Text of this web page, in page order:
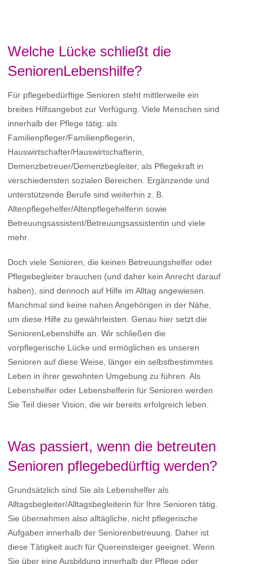
Welche Lücke schließt die
SeniorenLebenshilfe?
Für pflegebedürftige Senioren steht mittlerweile ein
breites Hilfsangebot zur Verfügung. Viele Menschen sind
innerhalb der Pflege tätig: als
Familienpfleger/Familienpflegerin,
Hauswirtschafter/Hauswirtschafterin,
Demenzbetreuer/Demenzbegleiter, als Pflegekraft in
verschiedensten sozialen Bereichen. Ergänzende und
unterstützende Berufe sind weiterhin z. B.
Altenpflegehelfer/Altenpflegehelferin sowie
Betreuungsassistent/Betreuungsassistentin und viele
mehr.
Doch viele Senioren, die keinen Betreuungshelfer oder
Pflegebegleiter brauchen (und daher kein Anrecht darauf
haben), sind dennoch auf Hilfe im Alltag angewiesen.
Manchmal sind keine nahen Angehörigen in der Nähe,
um diese Hilfe zu gewährleisten. Genau hier setzt die
SeniorenLebenshilfe an. Wir schließen die
vorpflegerische Lücke und ermöglichen es unseren
Senioren auf diese Weise, länger ein selbstbestimmtes
Leben in ihrer gewohnten Umgebung zu führen. Als
Lebenshelfer oder Lebenshelferin für Senioren werden
Sie Teil dieser Vision, die wir bereits erfolgreich leben.
Was passiert, wenn die betreuten
Senioren pflegebedürftig werden?
Grundsätzlich sind Sie als Lebenshelfer als
Alltagsbegleiter/Alltagsbegleiterin für Ihre Senioren tätig.
Sie übernehmen also alltägliche, nicht pflegerische
Aufgaben innerhalb der Seniorenbetreuung. Daher ist
diese Tätigkeit auch für Quereinsteiger geeignet. Wenn
Sie über eine Ausbildung innerhalb der Pflege oder